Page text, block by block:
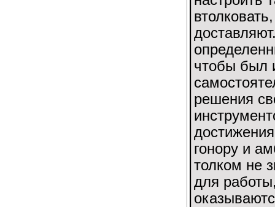
чтобы был
решения
гонору и
толком не
для